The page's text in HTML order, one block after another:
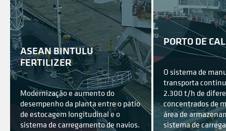
ASEAN BINTULU
FERTILIZER
Modernização e aumento do
desempenho da planta entre o pátio
de estocagem longitudinal e o
sistema de carregamento de navios.
PORTO DE
O sistema de
transporta
2.300 t/h de
concentrados de
área de
sistema de